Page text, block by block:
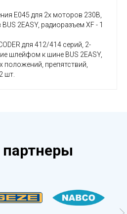
E045 для 2х моторов 230В,
2EASY, радиоразъем XF - 1
для 412/414 серий, 2-
шлейфом к шине BUS 2EASY,
положений, препятствий,
шт.